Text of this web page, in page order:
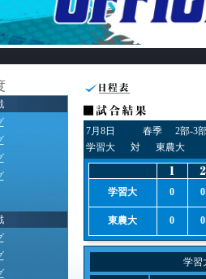
7月8日 春季
2部-3
学習大
対 東農大
学習大 0 0
東農大 0 0
学習